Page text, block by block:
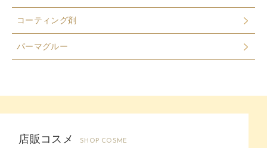
コーティング剤
パーマグルー
店販コスメ SHOP COSME